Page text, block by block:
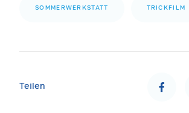
SOMMERWERKSTATT TRICKFILM
Teilen